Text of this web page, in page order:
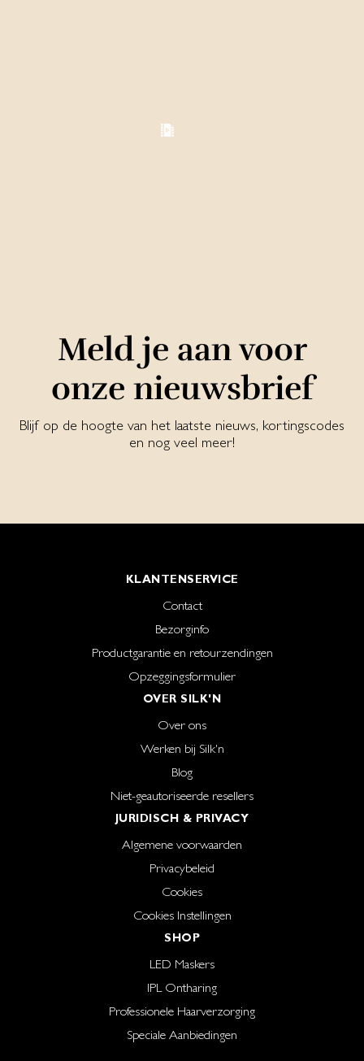
Meld je aan voor
onze nieuwsbrief
Blijf op de hoogte van het laatste nieuws, kortingscodes
en nog veel meer!
KLANTENSERVICE
Contact
Bezorginfo
Productgarantie en retourzendingen
Opzeggingsformulier
OVER SILK'N
Over ons
Werken bij Silk'n
Blog
Niet-geautoriseerde resellers
JURIDISCH & PRIVACY
Algemene voorwaarden
Privacybeleid
Cookies
Cookies Instellingen
SHOP
LED Maskers
IPL Ontharing
Professionele Haarverzorging
Speciale Aanbiedingen